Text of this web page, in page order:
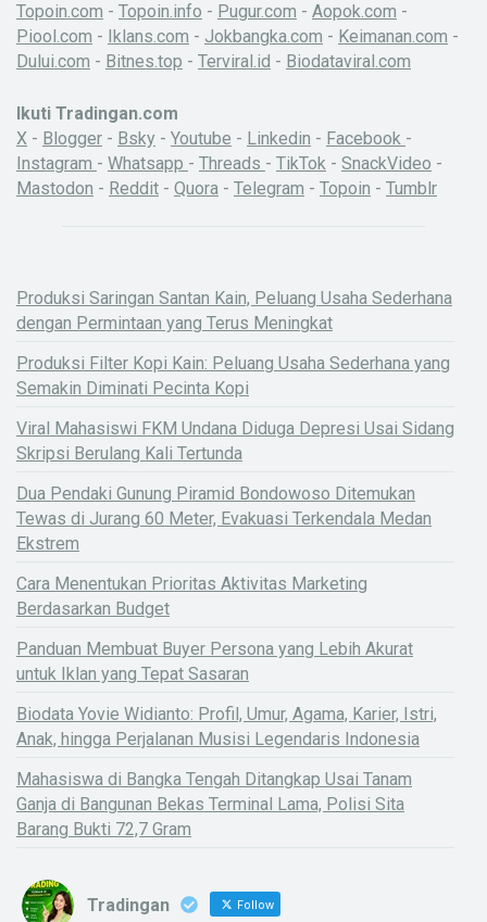
Topoin.com - Topoin.info - Pugur.com - Aopok.com -
Piool.com - Iklans.com - Jokbangka.com - Keimanan.com -
Dului.com - Bitnes.top - Terviral.id - Biodataviral.com
Ikuti Tradingan.com
X - Blogger - Bsky - Youtube - Linkedin - Facebook -
Instagram - Whatsapp - Threads - TikTok - SnackVideo -
Mastodon - Reddit - Quora - Telegram - Topoin - Tumblr
Produksi Saringan Santan Kain, Peluang Usaha Sederhana
dengan Permintaan yang Terus Meningkat
Produksi Filter Kopi Kain: Peluang Usaha Sederhana yang
Semakin Diminati Pecinta Kopi
Viral Mahasiswi FKM Undana Diduga Depresi Usai Sidang
Skripsi Berulang Kali Tertunda
Dua Pendaki Gunung Piramid Bondowoso Ditemukan
Tewas di Jurang 60 Meter, Evakuasi Terkendala Medan
Ekstrem
Cara Menentukan Prioritas Aktivitas Marketing
Berdasarkan Budget
Panduan Membuat Buyer Persona yang Lebih Akurat
untuk Iklan yang Tepat Sasaran
Biodata Yovie Widianto: Profil, Umur, Agama, Karier, Istri,
Anak, hingga Perjalanan Musisi Legendaris Indonesia
Mahasiswa di Bangka Tengah Ditangkap Usai Tanam
Ganja di Bangunan Bekas Terminal Lama, Polisi Sita
Barang Bukti 72,7 Gram
Tradingan Follow